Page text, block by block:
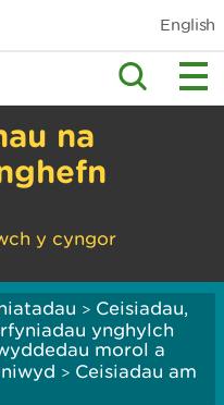
English
na
y cyngor
> Ceisiadau,
ynghylch
morol a
> Ceisiadau am